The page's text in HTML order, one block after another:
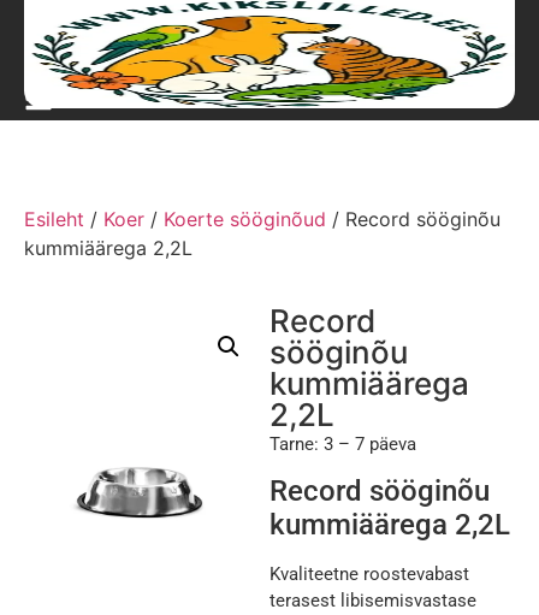
Esileht / Koer / Koerte sööginõud / Record sööginõu
kummiäärega 2,2L
Record
sööginõu
kummiäärega
2,2L
Tarne: 3 – 7 päeva
Record sööginõu
kummiäärega 2,2L
Kvaliteetne roostevabast
terasest libisemisvastase